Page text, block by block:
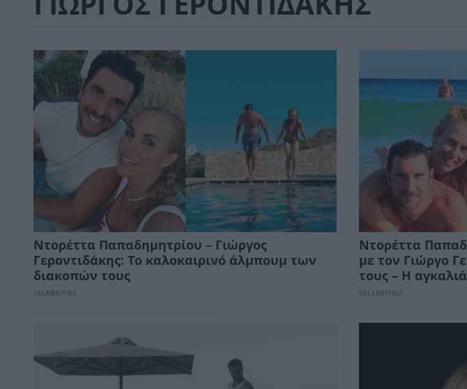
Ντορέττα Παπαδημητρίου – Γιώργος
Γεροντιδάκης: Το καλοκαιρινό άλμπουμ των
διακοπών τους
CELEBRITIES
Ντορέττα
με τον Γιώργο
τους – Η
CELEBRITIES